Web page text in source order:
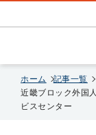
ホーム
記事一覧
近畿ブロック外国
ビスセンター